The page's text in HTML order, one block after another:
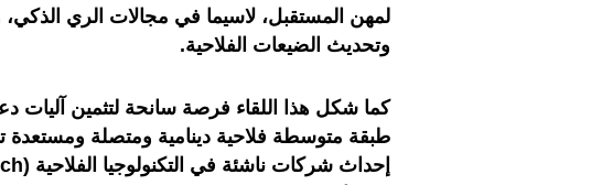
لمهن المستقبل، لاسيما في مجالات الري الذكي،
وتحديث الضيعات الفلاحية.
كما شكل هذا اللقاء فرصة سانحة لتثمين آليات
طبقة متوسطة فلاحية دينامية ومتصلة ومستعدة
إحداث شركات ناشئة في التكنولوجيا الفلاحية (AgriTech)